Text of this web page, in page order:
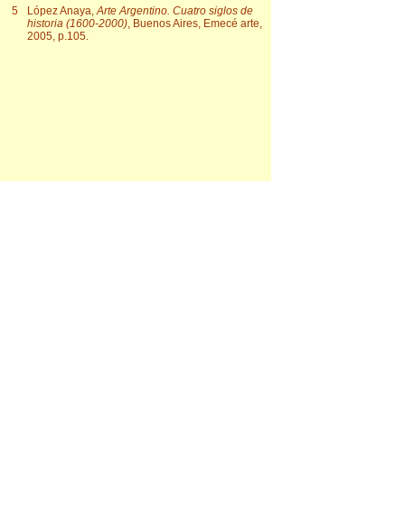
5 López Anaya,Arte Argentino. Cuatro siglos de
historia (1600-2000), Buenos Aires, Emecé arte,
2005, p.105.